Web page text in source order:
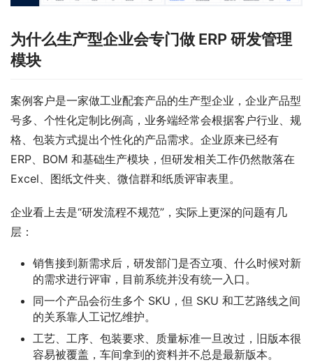
为什么生产型企业会专门做 ERP 研发管理
模块
案例客户是一家做工业配套产品的生产型企业，企业产品型
号多、个性化定制比例高，业务端经常会根据客户行业、规
格、包装方式提出个性化的产品需求。企业原来已经有
ERP、BOM 和基础生产模块，但研发相关工作仍然散落在
Excel、图纸文件夹、微信群和纸质评审表里。
企业看上去是“研发流程不规范”，实际上更深的问题有几
层：
销售接到新需求后，研发部门是否立项、什么时候对新
的需求进行评审，目前系统并没有统一入口。
同一个产品会衍生多个 SKU，但 SKU 和工艺路线之间
的关系靠人工记忆维护。
工艺、工序、包装要求、质量标准一旦改过，旧版本很
容易被覆盖，车间拿到的资料并不总是最新版本。